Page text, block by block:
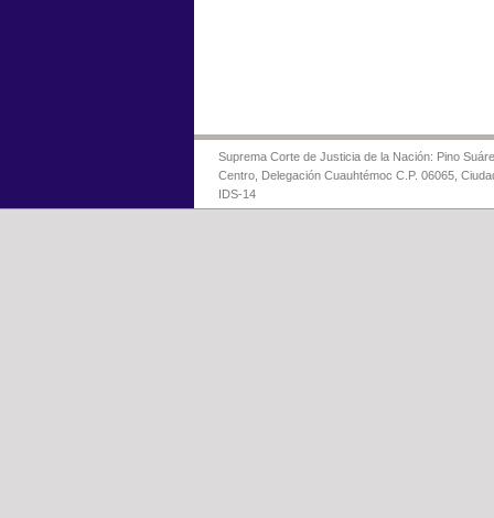
Suprema Corte de Justicia de la Nación: Pino
Centro, Delegación Cuauhtémoc C.P. 06065,
IDS-14